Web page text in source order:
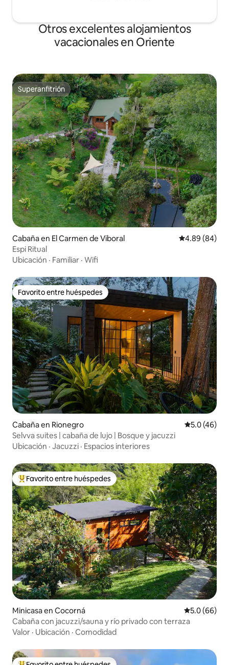
Otros excelentes alojamientos
vacacionales en Oriente
Superanfitrión
Superanfitrión
Cabaña en El Carmen de Viboral Calificación
4.89 (84)
Espi Ritual
Ubicación · Familiar · Wifi
Favorito entre huéspedes
Favorito entre huéspedes
Cabaña en Rionegro Calificación
5.0 (46)
Selvva suites | cabaña de lujo | Bosque y jacuzzi
Ubicación · Jacuzzi · Espacios interiores
De los mejores en Favorito entre huéspedes
Favorito entre huéspedes
Minicasa en Cocorná Calificación
5.0 (66)
Cabaña con jacuzzi/sauna y río privado con terraza
Valor · Ubicación · Comodidad